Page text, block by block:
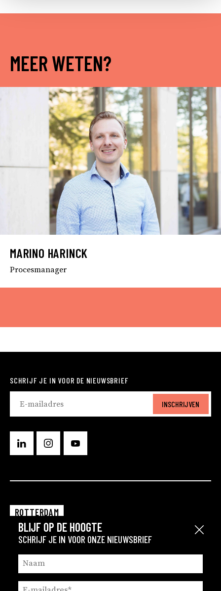
Sluit
BLIJF OP DE HOOGTE
SCHRIJF JE IN VOOR ONZE NIEUWSBRIEF
MEER WETEN?
MARINO HARINCK
Procesmanager
SCHRIJF JE IN VOOR DE NIEUWSBRIEF
INSCHRIJVEN
ROTTERDAM
EINDHOVEN
GRONINGEN